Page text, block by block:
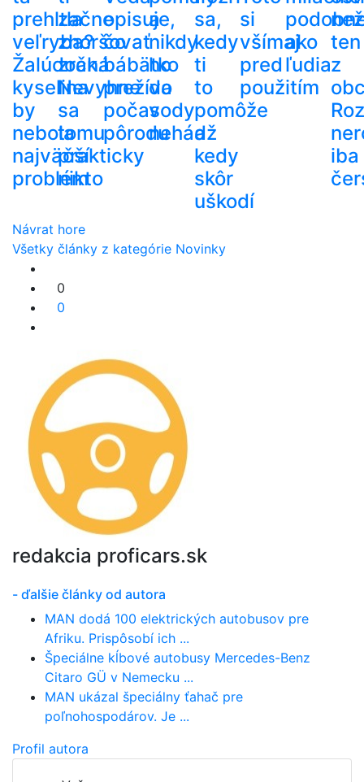
prehltla
veľryba?
Žalúdočná
kyselina
by
nebola
najväčší
problém
začne
zhoršovať
zrak.
Nevyhne
sa
tomu
prakticky
nikto
opisuje,
čo
bábätko
prežíva
počas
pôrodu
a
nikdy
ho
do
vody
nehádž
sa,
kedy
ti
to
pomôže
a
kedy
skôr
uškodí
si
všímaj
pred
použitím
ako
ľudia
než
ten
z
iba
Návrat hore
Všetky články z kategórie Novinky
0
0
redakcia proficars.sk
- ďalšie články od autora
MAN dodá 100 elektrických autobusov pre
Afriku. Prispôsobí ich ...
Špeciálne kĺbové autobusy Mercedes-Benz
Citaro GÜ v Nemecku ...
MAN ukázal špeciálny ťahač pre
poľnohospodárov. Je ...
Profil autora